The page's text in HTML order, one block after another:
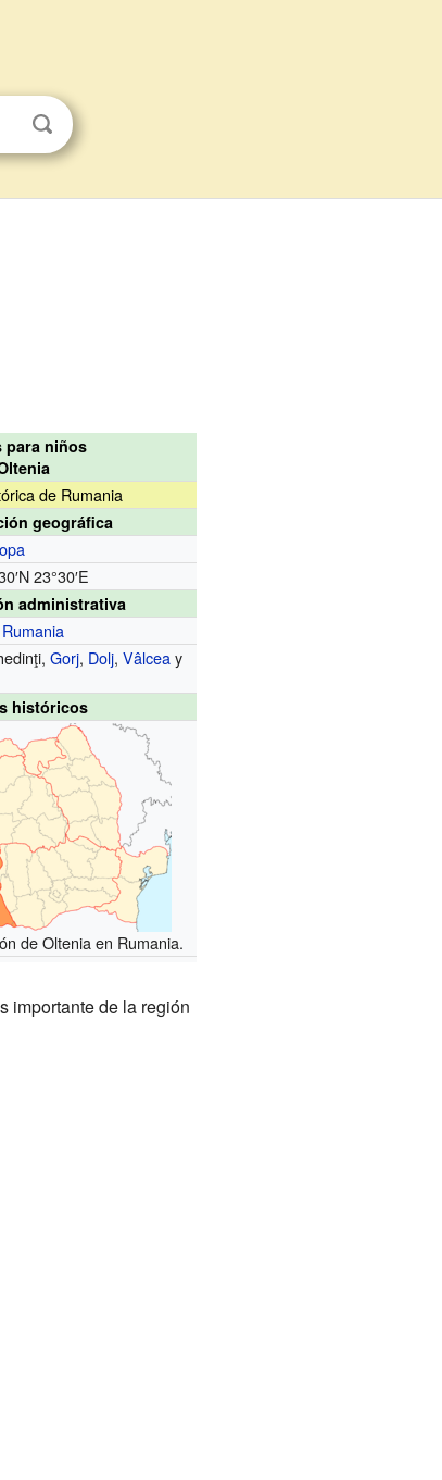
para niños
de Rumania
geográfica
23°30′E
administrativa
Rumania
Gorj, Dolj,Vâlceay
históricos
de Oltenia en Rumania.
importante de la región